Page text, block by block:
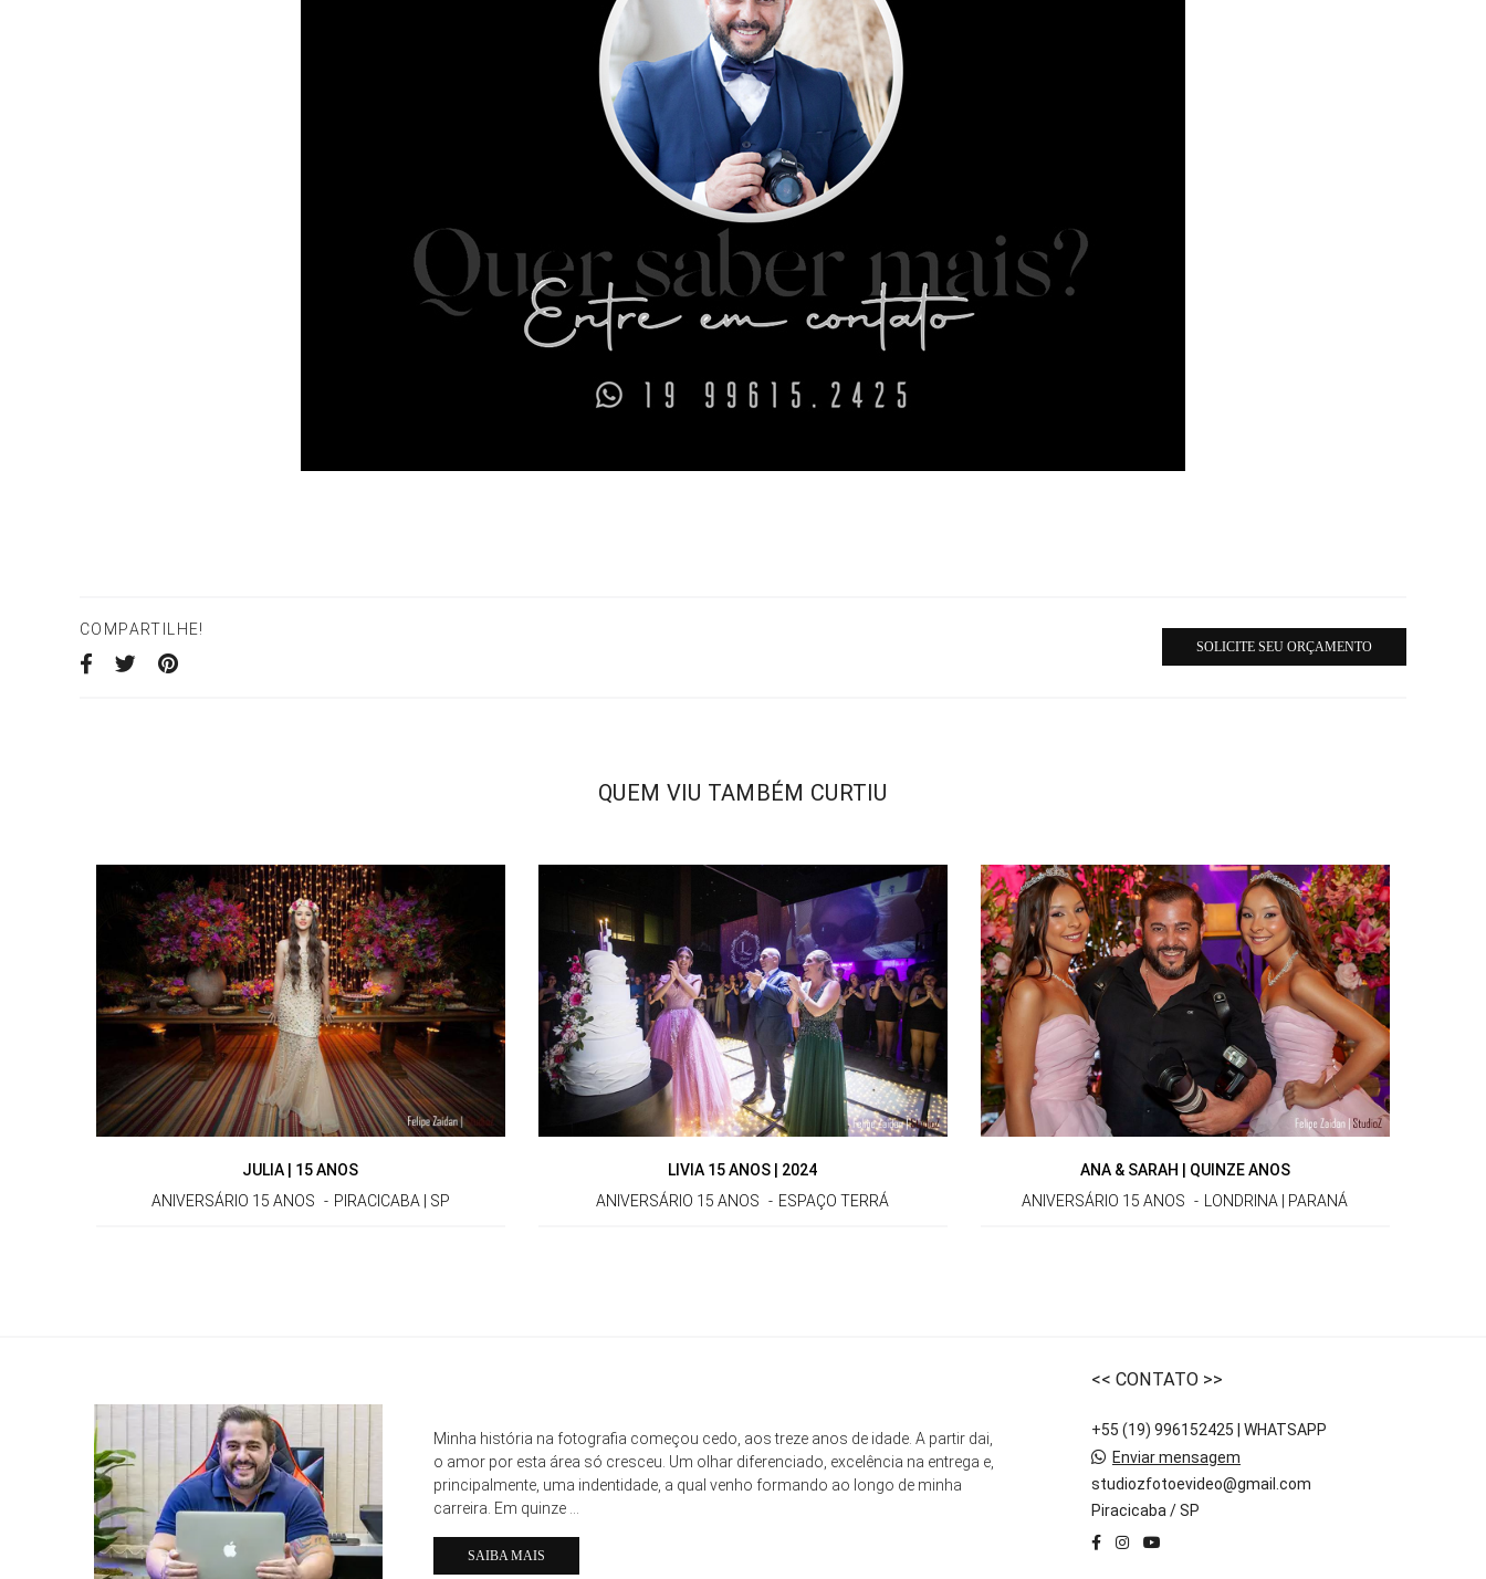
COMPARTILHE!
SOLICITE SEU ORÇAMENTO
QUEM VIU TAMBÉM CURTIU
JULIA | 15 ANOS
ANIVERSÁRIO 15 ANOS
PIRACICABA | SP
LIVIA 15 ANOS | 2024
ANIVERSÁRIO 15 ANOS
ESPAÇO TERRÁ
ANA & SARAH | QUINZE ANOS
ANIVERSÁRIO 15 ANOS
LONDRINA | PARANÁ
Minha história na fotografia começou cedo, aos treze anos de idade. A partir dai,
o amor por esta área só cresceu. Um olhar diferenciado, excelência na entrega e,
principalmente, uma indentidade, a qual venho formando ao longo de minha
carreira. Em quinze ...
SAIBA MAIS
<< CONTATO >>
+55 (19) 996152425 | WHATSAPP
Enviar mensagem
studiozfotoevideo@gmail.com
Piracicaba / SP